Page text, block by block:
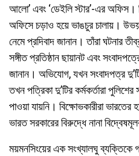
আলো’ এবং ‘ডেইলি স্টার’-এর অফিস।
অফিসে চড়াও হয়ে ভাঙচুর চালায়। উভয়
নেমে প্রদিবাদ জানান। তাঁরা ঘটনার
সঙ্গীত প্রতিষ্ঠান ছায়ানট এবং
জানান। অভিযোগ, যখন সংবাদপত্র
তখন পত্রিকা দু’টির কর্মকর্তারা
পাওয়া যায়নি। বিক্ষোভকারীরা
ভারত সরকারের বিরুদ্ধে নানা
ময়মনসিংয়ের এক সংখ্যালঘু ব্যক্তিকে